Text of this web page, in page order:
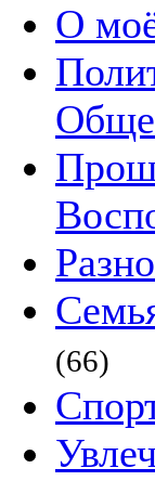
О
(66)